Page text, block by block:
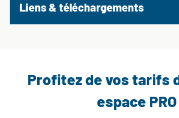
Liens & téléchargements
Profitez de vos tarifs
espace PRO